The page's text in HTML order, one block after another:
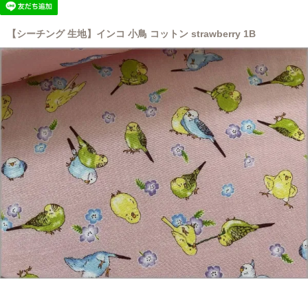
【シーチング 生地】インコ 小鳥 コットン strawberry 1B